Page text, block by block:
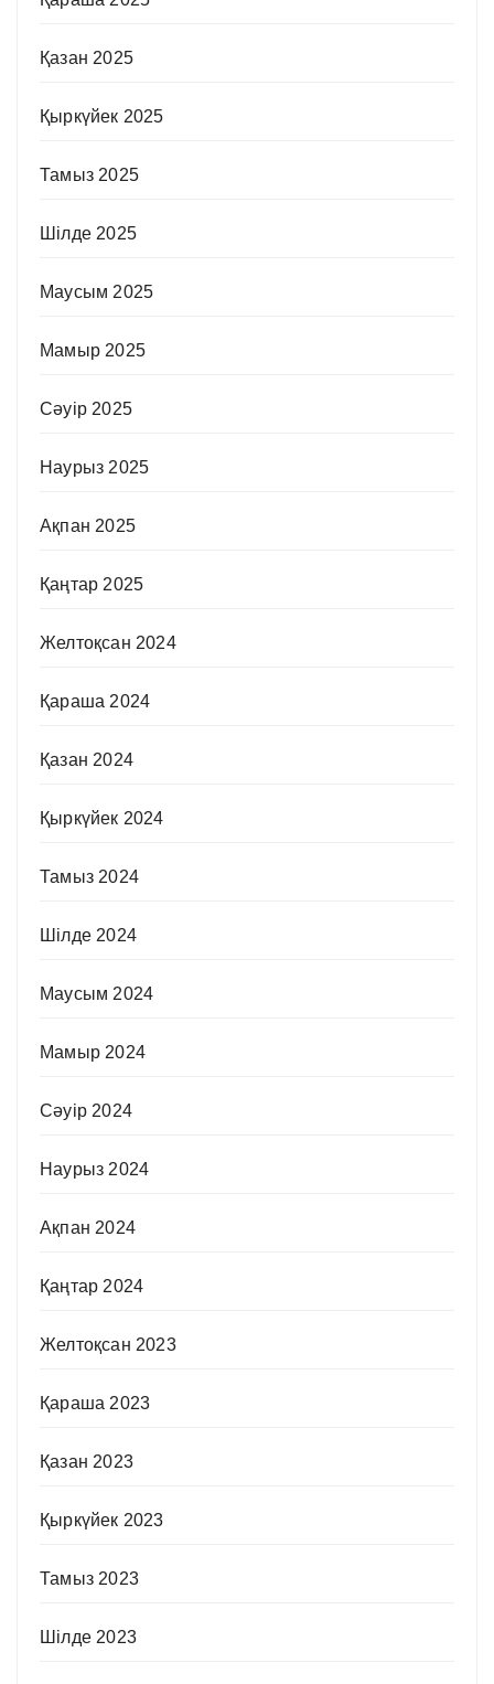
Қазан 2025
Қыркүйек 2025
Тамыз 2025
Шілде 2025
Маусым 2025
Мамыр 2025
Сәуір 2025
Наурыз 2025
Ақпан 2025
Қаңтар 2025
Желтоқсан 2024
Қараша 2024
Қазан 2024
Қыркүйек 2024
Тамыз 2024
Шілде 2024
Маусым 2024
Мамыр 2024
Сәуір 2024
Наурыз 2024
Ақпан 2024
Қаңтар 2024
Желтоқсан 2023
Қараша 2023
Қазан 2023
Қыркүйек 2023
Тамыз 2023
Шілде 2023